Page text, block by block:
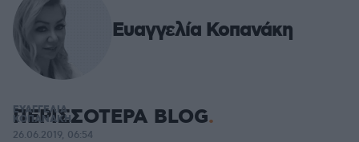
Ευαγγελία Κοπανάκη
ΠΕΡΙΣΣΟΤΕΡΑ BLOG
ΕΥΑΓΓΕΛΙΑ
ΚΟΠΑΝΑΚΗ
26.06.2019, 06:54